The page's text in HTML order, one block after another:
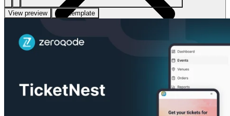
View preview Use template